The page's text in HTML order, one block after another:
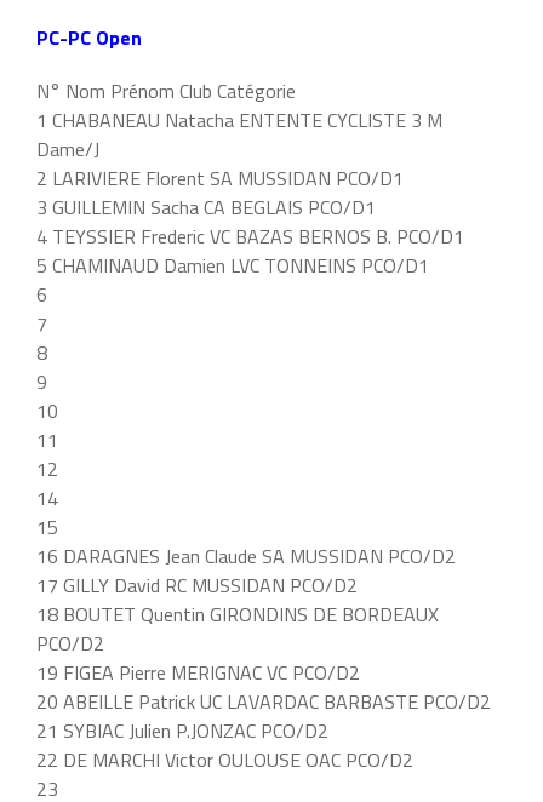
PC-PC Open
N° Nom Prénom Club Catégorie
1 CHABANEAU Natacha ENTENTE CYCLISTE 3 M
Dame/J
2 LARIVIERE Florent SA MUSSIDAN PCO/D1
3 GUILLEMIN Sacha CA BEGLAIS PCO/D1
4 TEYSSIER Frederic VC BAZAS BERNOS B. PCO/D1
5 CHAMINAUD Damien LVC TONNEINS PCO/D1
6
7
8
9
10
11
12
14
15
16 DARAGNES Jean Claude SA MUSSIDAN PCO/D2
17 GILLY David RC MUSSIDAN PCO/D2
18 BOUTET Quentin GIRONDINS DE BORDEAUX
PCO/D2
19 FIGEA Pierre MERIGNAC VC PCO/D2
20 ABEILLE Patrick UC LAVARDAC BARBASTE PCO/D2
21 SYBIAC Julien P.JONZAC PCO/D2
22 DE MARCHI Victor OULOUSE OAC PCO/D2
23